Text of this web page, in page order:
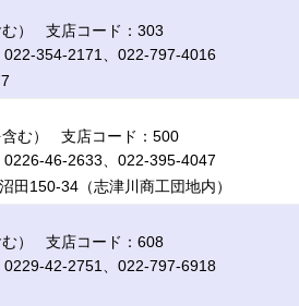
） 支店コード：303
354-2171、022-797-4016
む） 支店コード：500
46-2633、022-395-4047
田150-34（志津川商工団地内）
） 支店コード：608
42-2751、022-797-6918